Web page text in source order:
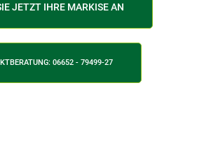
JETZT IHRE MARKISE AN
06652 - 79499-27